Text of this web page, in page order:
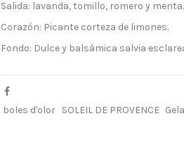
Salida: lavanda, tomillo, romero y menta.
Corazón: Picante corteza de limones.
Fondo: Dulce y balsámica salvia
boles d'olor SOLEIL DE PROVENCE